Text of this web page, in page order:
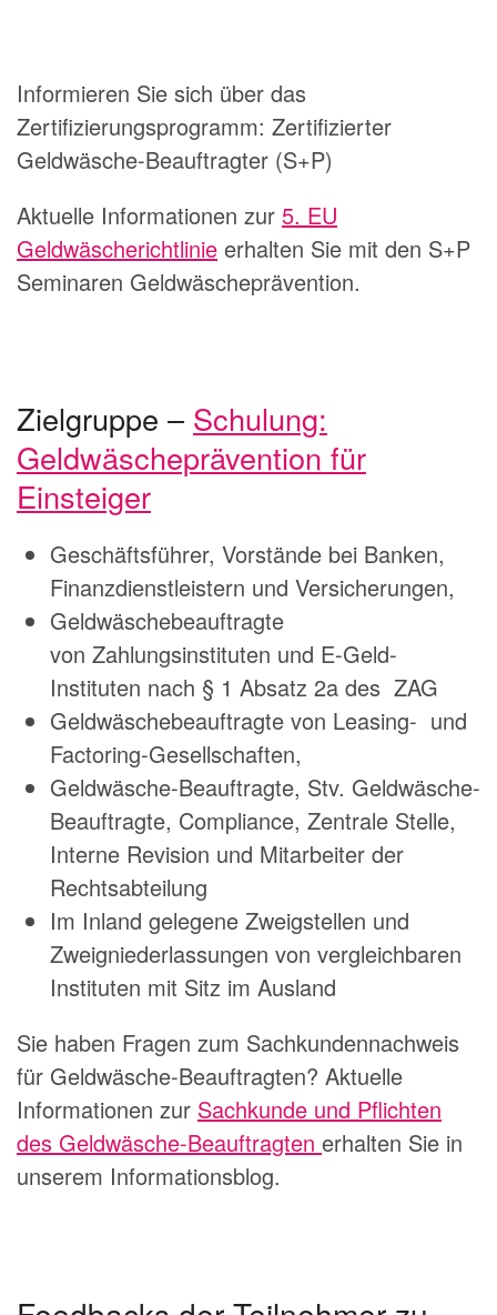
Informieren Sie sich über das
Zertifizierungsprogramm: Zertifizierter
Geldwäsche-Beauftragter (S+P)
Aktuelle Informationen zur 5. EU
Geldwäscherichtlinie erhalten Sie mit den S+P
Seminaren Geldwäscheprävention.
Zielgruppe – Schulung:
Geldwäscheprävention für
Einsteiger
Geschäftsführer, Vorstände bei Banken,
Finanzdienstleistern und Versicherungen,
Geldwäschebeauftragte
von Zahlungsinstituten und E-Geld-
Instituten nach § 1 Absatz 2a des ZAG
Geldwäschebeauftragte von Leasing- und
Factoring-Gesellschaften,
Geldwäsche-Beauftragte, Stv. Geldwäsche-
Beauftragte, Compliance, Zentrale Stelle,
Interne Revision und Mitarbeiter der
Rechtsabteilung
Im Inland gelegene Zweigstellen und
Zweigniederlassungen von vergleichbaren
Instituten mit Sitz im Ausland
Sie haben Fragen zum Sachkundennachweis
für Geldwäsche-Beauftragten? Aktuelle
Informationen zur Sachkunde und Pflichten
des Geldwäsche-Beauftragten erhalten Sie in
unserem Informationsblog.